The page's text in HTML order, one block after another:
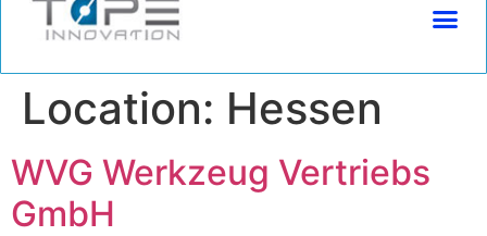
(+49) 2225 9996680 | info@tapeinnovation.de
Location: Hessen
WVG Werkzeug Vertriebs
GmbH